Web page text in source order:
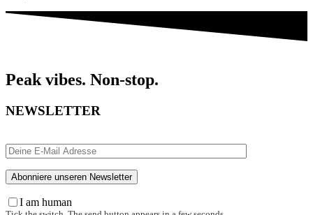
Peak vibes. Non-stop.
NEWSLETTER
I am human